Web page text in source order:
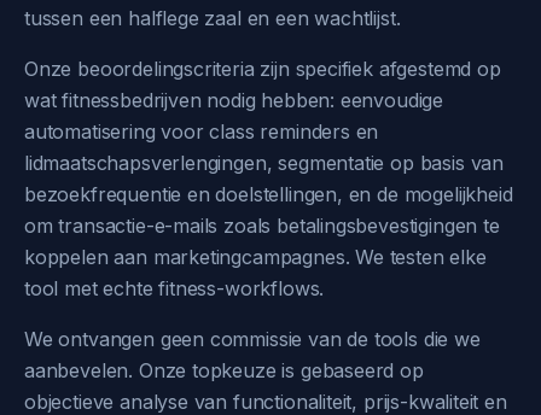
tussen een halflege zaal en een wachtlijst.
Onze beoordelingscriteria zijn specifiek afgestemd op
wat fitnessbedrijven nodig hebben: eenvoudige
automatisering voor class reminders en
lidmaatschapsverlengingen, segmentatie op basis van
bezoekfrequentie en doelstellingen, en de mogelijkheid
om transactie-e-mails zoals betalingsbevestigingen te
koppelen aan marketingcampagnes. We testen elke
tool met echte fitness-workflows.
We ontvangen geen commissie van de tools die we
aanbevelen. Onze topkeuze is gebaseerd op
objectieve analyse van functionaliteit, prijs-kwaliteit en